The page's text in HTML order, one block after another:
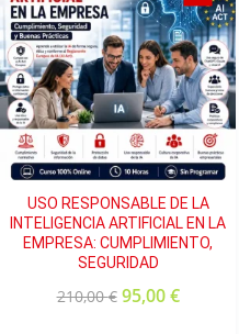
USO RESPONSABLE DE LA
INTELIGENCIA ARTIFICIAL EN LA
EMPRESA: CUMPLIMIENTO,
SEGURIDAD
210,00€ 95,00€